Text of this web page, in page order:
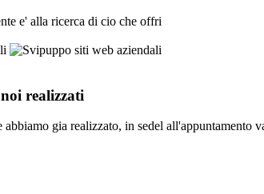
e' alla ricerca di cio che offri
realizzati
gia realizzato, in sedel all'appuntamento